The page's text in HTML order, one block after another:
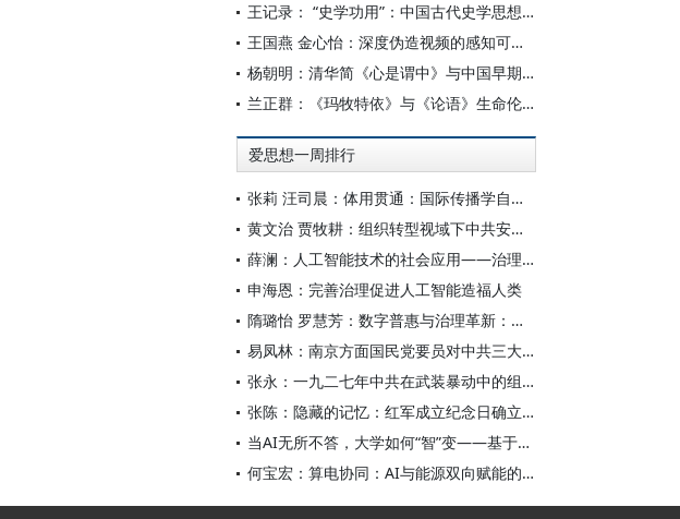
王记录： “史学功用”：中国古代史学思想体系的核心
王国燕 金心怡：深度伪造视频的感知可信度：视觉素养和认知倾向的双重影响研究
杨朝明：清华简《心是谓中》与中国早期心论——脉络重审、学术反思及古典学范式转型
兰正群：《玛牧特依》与《论语》生命伦理的认知共性
爱思想一周排行
张莉 汪司晨：体用贯通：国际传播学自主知识体系的建构逻辑与学科交叉进路
黄文治 贾牧耕：组织转型视域下中共安徽省临时委员会的“两建两废”（1927—1931）
薛澜：人工智能技术的社会应用——治理挑战
申海恩：完善治理促进人工智能造福人类
隋璐怡 罗慧芳：数字普惠与治理革新：中国人工智能赋能全球南方发展
易凤林：南京方面国民党要员对中共三大起义的反应
张永：一九二七年中共在武装暴动中的组织转型
张陈：隐藏的记忆：红军成立纪念日确立前中共对南昌起义的纪念
当AI无所不答，大学如何“智”变——基于全国400余所高校本科生AI使用情况的调查与思考
何宝宏：算电协同：AI与能源双向赋能的关键引擎